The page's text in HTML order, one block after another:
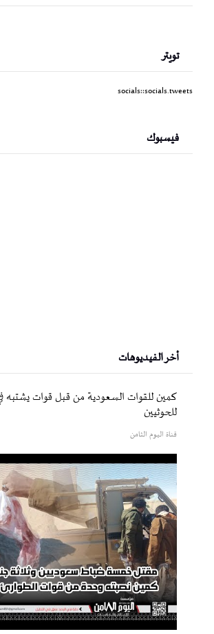
تويتر
socials::socials.tweets
فيسبوك
أخر الفيديوهات
كمين للقوات السعودية من قبل قوات يشتبه في
للحوثيين
قناة اليوم الثامن